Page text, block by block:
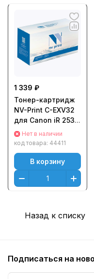
1 339 ₽
Тонер-картридж
NV-Print C-EXV32
для Canon iR 2535/
2535i/ 2545/ 2545i/
2786 (14600стр.)
Нет в наличии
код товара: 44411
В корзину
Назад к списку
Подписаться на